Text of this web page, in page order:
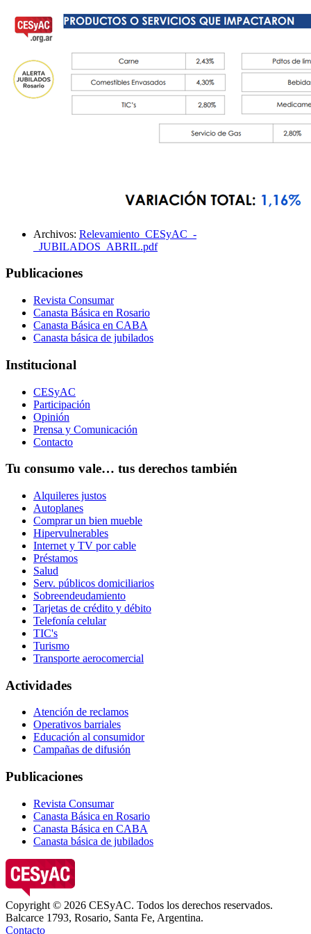
Archivos: Relevamiento_CESyAC_-
_JUBILADOS_ABRIL.pdf
Publicaciones
Revista Consumar
Canasta Básica en Rosario
Canasta Básica en CABA
Canasta básica de jubilados
Institucional
CESyAC
Participación
Opinión
Prensa y Comunicación
Contacto
Tu consumo vale… tus derechos también
Alquileres justos
Autoplanes
Comprar un bien mueble
Hipervulnerables
Internet y TV por cable
Préstamos
Salud
Serv. públicos domiciliarios
Sobreendeudamiento
Tarjetas de crédito y débito
Telefonía celular
TIC's
Turismo
Transporte aerocomercial
Actividades
Atención de reclamos
Operativos barriales
Educación al consumidor
Campañas de difusión
Publicaciones
Revista Consumar
Canasta Básica en Rosario
Canasta Básica en CABA
Canasta básica de jubilados
Copyright © 2026 CESyAC. Todos los derechos reservados.
Balcarce 1793, Rosario, Santa Fe, Argentina.
Contacto